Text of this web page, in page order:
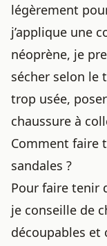
légèrement
j’applique une
néoprène, je
sécher selon le
trop usée,
chaussure à
Comment faire
sandales ?
Pour faire tenir
je conseille de
découpables et